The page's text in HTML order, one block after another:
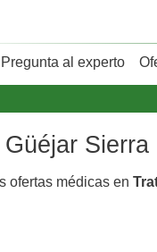
Pregunta al experto
Sierra
ofertas médicas en